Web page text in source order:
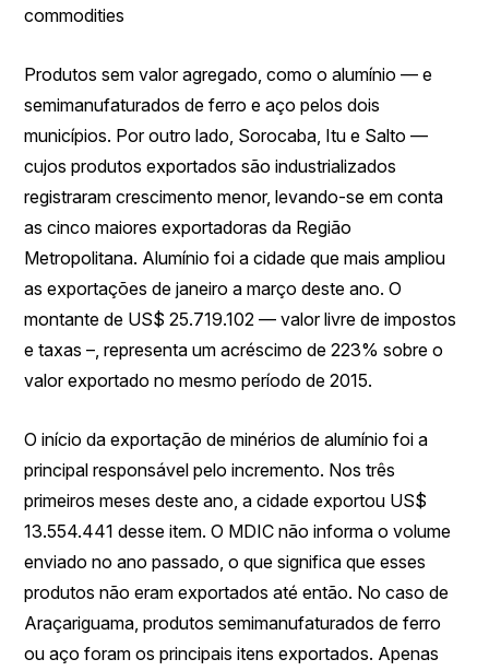
commodities
Produtos sem valor agregado, como o alumínio — e
semimanufaturados de ferro e aço pelos dois
municípios. Por outro lado, Sorocaba, Itu e Salto —
cujos produtos exportados são industrializados
registraram crescimento menor, levando-se em conta
as cinco maiores exportadoras da Região
Metropolitana. Alumínio foi a cidade que mais ampliou
as exportações de janeiro a março deste ano. O
montante de US$ 25.719.102 — valor livre de impostos
e taxas –, representa um acréscimo de 223% sobre o
valor exportado no mesmo período de 2015.
O início da exportação de minérios de alumínio foi a
principal responsável pelo incremento. Nos três
primeiros meses deste ano, a cidade exportou US$
13.554.441 desse item. O MDIC não informa o volume
enviado no ano passado, o que significa que esses
produtos não eram exportados até então. No caso de
Araçariguama, produtos semimanufaturados de ferro
ou aço foram os principais itens exportados. Apenas